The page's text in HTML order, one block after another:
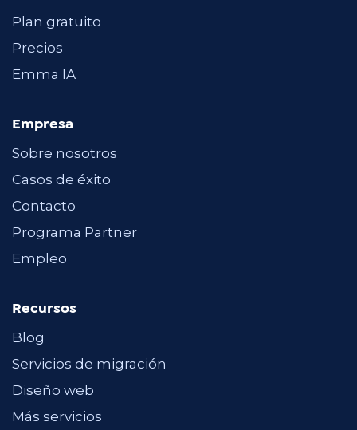
Plan gratuito
Precios
Emma IA
Empresa
Sobre nosotros
Casos de éxito
Contacto
Programa Partner
Empleo
Recursos
Blog
Servicios de migración
Diseño web
Más servicios